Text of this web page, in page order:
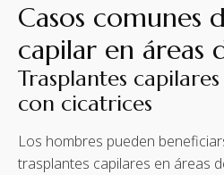
Casos comunes
capilar en áreas
Trasplantes
con cicatrices
Los hombres pueden
trasplantes capilares en áreas